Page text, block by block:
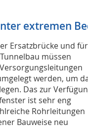
extremen
Ersatzbrücke und für
müssen
werden, um
Das zur
ist sehr eng
Rohrleitungen
Bauweise neu